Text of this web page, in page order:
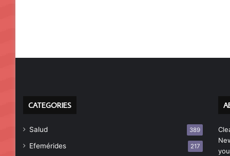
CATEGORIES
Salud 389
Efemérides 217